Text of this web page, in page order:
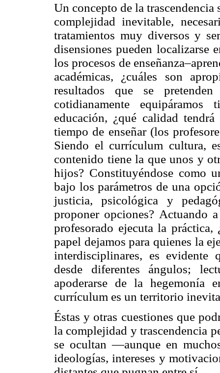
Un concepto de la
complejidad inevitable,
tratamientos muy diversos y
disensiones pueden localizarse
los procesos de
académicas, ¿cuáles son
resultados que se
cotidianamente
educación, ¿qué calidad
tiempo de enseñar (los
Siendo el currículum cultura,
contenido tiene la que unos y
hijos? Constituyéndose como
bajo los parámetros de una
justicia, psicológica y
proponer opciones? Actuando
profesorado ejecuta la
papel dejamos para quienes la
interdisciplinares, es evidente
desde diferentes ángulos;
apoderarse de la
currículum es un territorio
Éstas y otras cuestiones que
la complejidad y trascendencia
se ocultan —aunque en
ideologías, intereses y